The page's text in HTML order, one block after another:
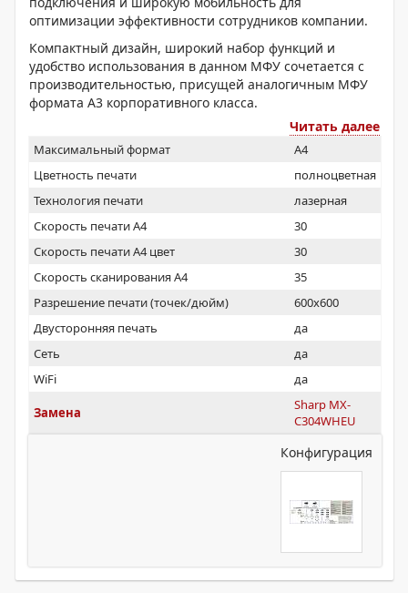
оптимизации эффективности сотрудников компании.
Компактный дизайн, широкий набор функций и
удобство использования в данном МФУ сочетается с
производительностью, присущей аналогичным МФУ
формата A3 корпоративного класса.
Читать далее
Максимальный формат
A4
Цветность печати
полноцветная
Технология печати
лазерная
Скорость печати А4
30
Скорость печати А4 цвет
30
Скорость сканирования А4
35
Разрешение печати (точек/дюйм)
600x600
Двусторонняя печать
да
Сеть
да
WiFi
да
Замена
Sharp MX-
C304WHEU
Конфигурация